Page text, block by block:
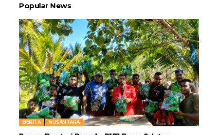
Popular News
BERITA NUSANTARA